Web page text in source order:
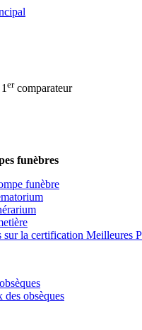
1 ercomparateur
funèbres
funèbre
sur la certification Meilleures
obsèques